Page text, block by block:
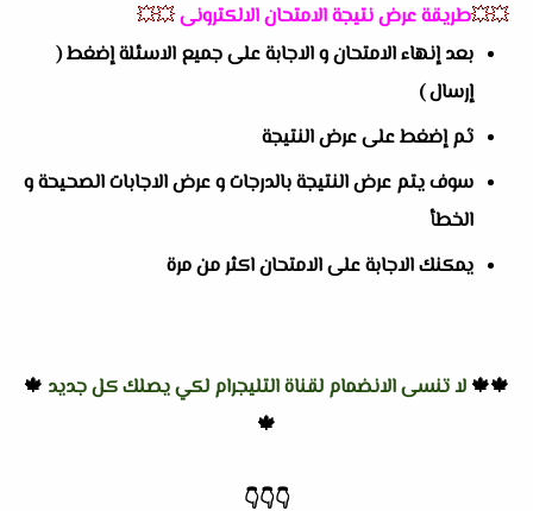
💥💥طريقة عرض نتيجة الامتحان الالكترونى💥💥
بعد إنهاء الامتحان و الاجابة على جميع الاسئلة إضغط (
إرسال )
ثم إضغط على عرض النتيجة
سوف يتم عرض النتيجة بالدرجات و عرض الاجابات الصحيحة و
الخطأ
يمكنك الاجابة على الامتحان اكثر من مرة
🍁🍁 لا تنسى الانضمام لقناة التليجرام لكي يصلك كل جديد 🍁
🍁
👇
👇
👇